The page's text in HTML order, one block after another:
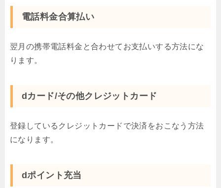
電話料金合算払い
翌月の携帯電話料金と合わせてお支払いする方法にな
ります。
dカード/その他クレジットカード
登録しているクレジットカードで決済をおこなう方法
になります。
dポイント充当